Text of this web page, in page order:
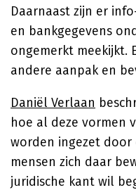
Daarnaast zijn er
en bankgegevens
ongemerkt meekijkt.
andere aanpak en
Daniël Verlaan
hoe al deze vormen
worden ingezet
mensen zich daar
juridische kant wil